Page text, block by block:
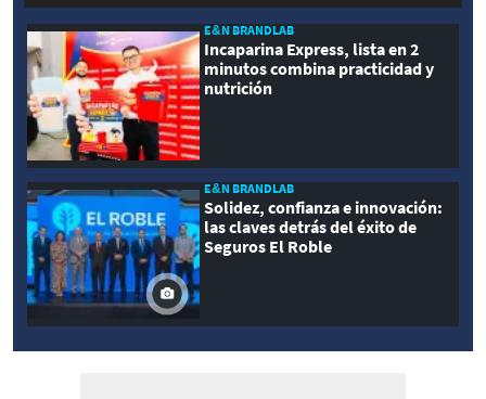
E&N BRANDLAB
Incaparina Express, lista en 2
minutos combina practicidad y
nutrición
E&N BRANDLAB
Solidez, confianza e innovación:
las claves detrás del éxito de
Seguros El Roble